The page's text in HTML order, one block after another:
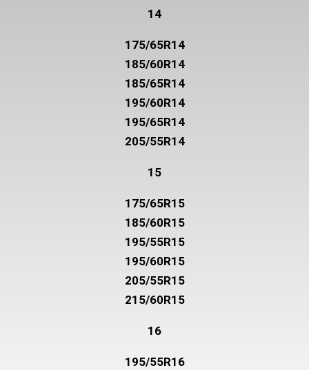
14
175/65R14
185/60R14
185/65R14
195/60R14
195/65R14
205/55R14
15
175/65R15
185/60R15
195/55R15
195/60R15
205/55R15
215/60R15
16
195/55R16